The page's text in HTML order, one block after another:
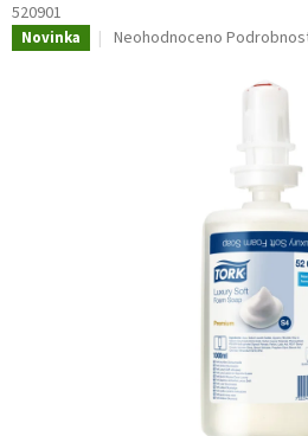
520901
Novinka
Průměrné
Neohodnoceno